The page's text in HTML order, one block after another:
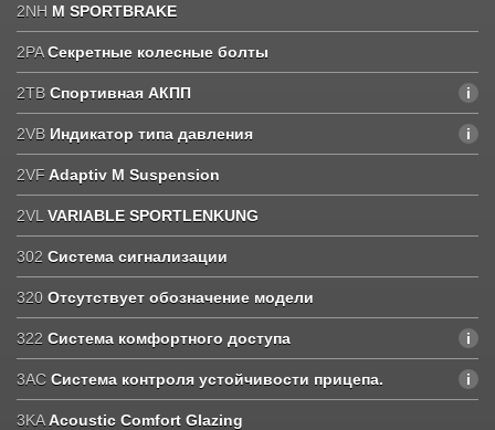
2NH M SPORTBRAKE
2PAСекретные колесные болты
2TB Спортивная АКПП
2VB Индикатор типа давления
2VF Adaptiv M Suspension
2VL VARIABLE SPORTLENKUNG
302 Система сигнализации
320 Отсутствует обозначение модели
322 Система комфортного доступа
3AC Система контроля устойчивости прицепа.
3KA Acoustic Comfort Glazing